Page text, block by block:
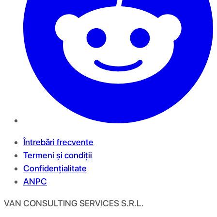
Întrebări frecvente
Termeni și condiții
Confidențialitate
ANPC
VAN CONSULTING SERVICES S.R.L.